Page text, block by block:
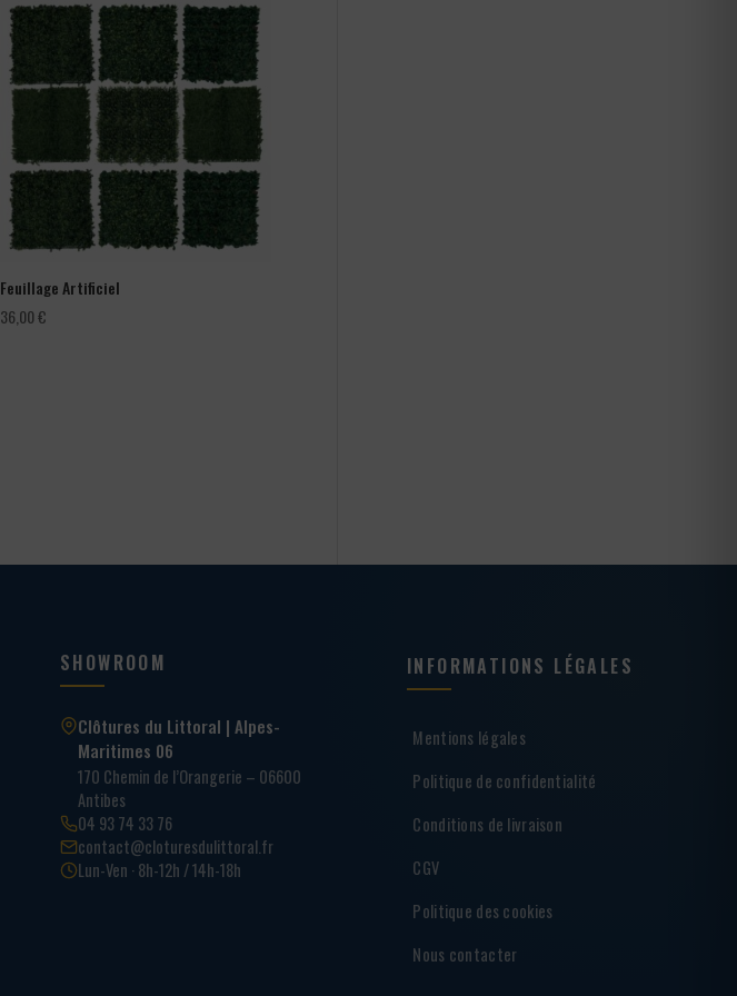
Feuillage Artificiel
36,00€
SHOWROOM
Clôtures du Littoral | Alpes-
Maritimes 06
170 Chemin de l’Orangerie – 06600
Antibes
04 93 74 33 76
contact@cloturesdulittoral.fr
Lun-Ven · 8h-12h / 14h-18h
INFORMATIONS LÉGALES
Mentions légales
Politique de confidentialité
Conditions de livraison
CGV
Politique des cookies
Nous contacter